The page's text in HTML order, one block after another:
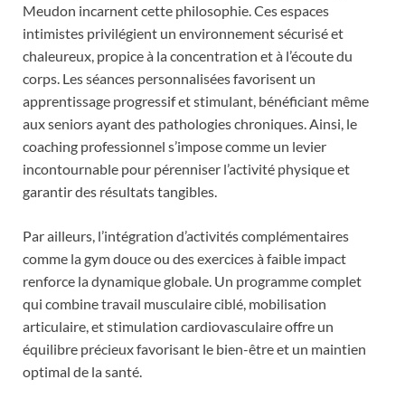
Meudon incarnent cette philosophie. Ces espaces
intimistes privilégient un environnement sécurisé et
chaleureux, propice à la concentration et à l’écoute du
corps. Les séances personnalisées favorisent un
apprentissage progressif et stimulant, bénéficiant même
aux seniors ayant des pathologies chroniques. Ainsi, le
coaching professionnel s’impose comme un levier
incontournable pour pérenniser l’activité physique et
garantir des résultats tangibles.
Par ailleurs, l’intégration d’activités complémentaires
comme la gym douce ou des exercices à faible impact
renforce la dynamique globale. Un programme complet
qui combine travail musculaire ciblé, mobilisation
articulaire, et stimulation cardiovasculaire offre un
équilibre précieux favorisant le bien-être et un maintien
optimal de la santé.